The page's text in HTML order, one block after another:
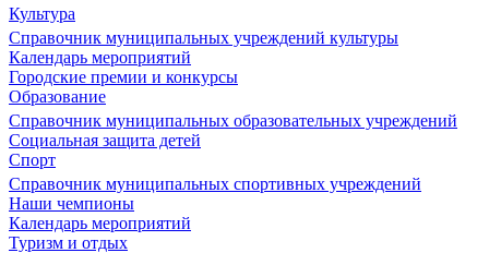
Культура
Справочник муниципальных учреждений культуры
Календарь мероприятий
Городские премии и конкурсы
Образование
Справочник муниципальных образовательных учреждений
Социальная защита детей
Спорт
Справочник муниципальных спортивных учреждений
Наши чемпионы
Календарь мероприятий
Туризм и отдых